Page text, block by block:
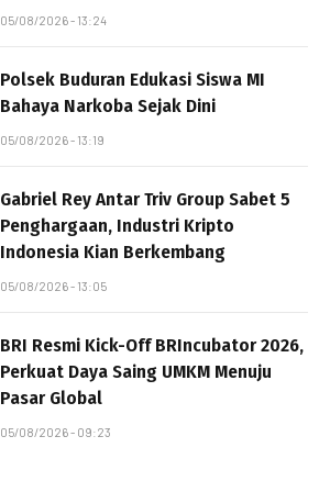
05/08/2026 - 13:24
Polsek Buduran Edukasi Siswa MI
Bahaya Narkoba Sejak Dini
05/08/2026 - 13:19
Gabriel Rey Antar Triv Group Sabet 5
Penghargaan, Industri Kripto
Indonesia Kian Berkembang
05/08/2026 - 13:05
BRI Resmi Kick-Off BRIncubator 2026,
Perkuat Daya Saing UMKM Menuju
Pasar Global
05/08/2026 - 09:23